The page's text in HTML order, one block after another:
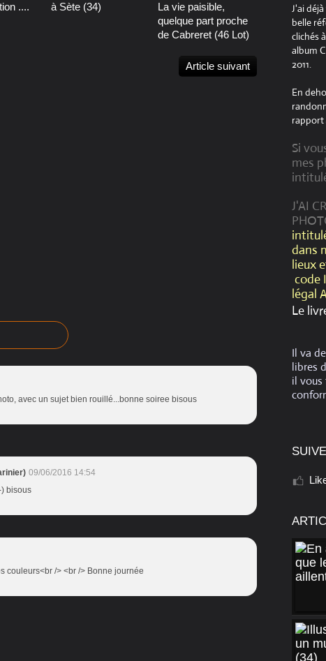
....
à Sète (34)
La vie paisible,
quelque part proche
de Cabreret (46 Lot)
Article suivant
avec un sujet bien rouillé...bonne soiree bisous
09/06/2016 14:54
bisous
couleurs<br /> <br /> Bonne journée
J'ai
belle
clichés
album
2011.
En
rapport
Si
mes
J'AI
dans
lieux
code
légal
Le
Il va
libres
il vous